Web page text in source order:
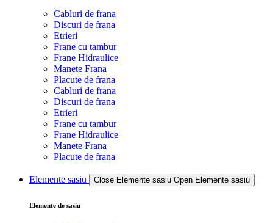
Cabluri de frana
Discuri de frana
Etrieri
Frane cu tambur
Frane Hidraulice
Manete Frana
Placute de frana
Cabluri de frana
Discuri de frana
Etrieri
Frane cu tambur
Frane Hidraulice
Manete Frana
Placute de frana
Elemente sasiu Close Elemente sasiu Open Elemente sasiu
Elemente de sasiu